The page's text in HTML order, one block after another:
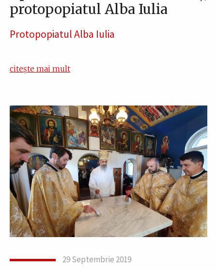
protopopiatul Alba Iulia
Protopopiatul Alba Iulia
citește mai mult
29 Septembrie 2019